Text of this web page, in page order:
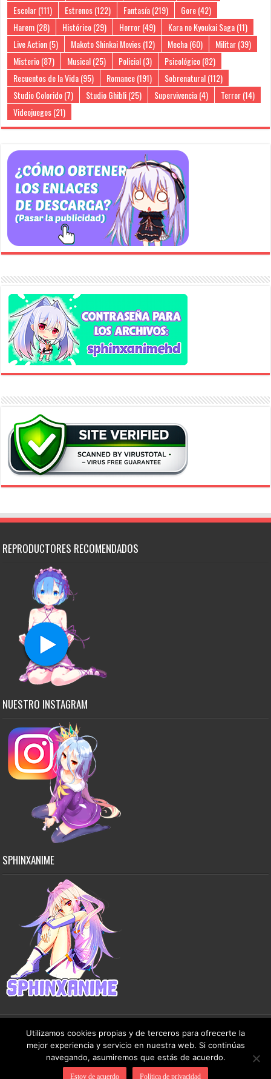
Escolar(111) Estrenos(122) Fantasía(219) Gore(42)
Harem(28) Histórico(29) Horror(49) Kara no Kyoukai Saga(11)
Live Action(5) Makoto Shinkai Movies(12) Mecha(60) Militar(39)
Misterio(87) Musical(25) Policial(3) Psicológico(82)
Recuentos de la Vida(95) Romance(191) Sobrenatural(112)
Studio Colorido(7) Studio Ghibli(25) Supervivencia(4) Terror(14)
Videojuegos(21)
REPRODUCTORES RECOMENDADOS
NUESTRO INSTAGRAM
SPHINXANIME
Copyright © 2015-2026 SphinxAnime - Este sitio no almacena ningún archivo en sus
servidores, solo comparte contenido de dominio público de manera gratuita.
Utilizamos cookies propias y de terceros para ofrecerte la
mejor experiencia y servicio en nuestra web. Si continúas
navegando, asumiremos que estás de acuerdo.
Estoy de acuerdo Política de privacidad